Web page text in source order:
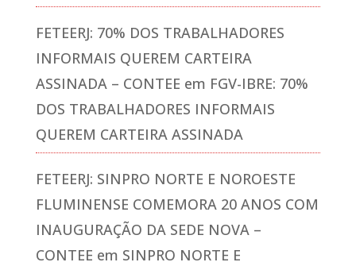
FETEERJ: 70% DOS TRABALHADORES
INFORMAIS QUEREM CARTEIRA
ASSINADA – CONTEE em FGV-IBRE: 70%
DOS TRABALHADORES INFORMAIS
QUEREM CARTEIRA ASSINADA
FETEERJ: SINPRO NORTE E NOROESTE
FLUMINENSE COMEMORA 20 ANOS COM
INAUGURAÇÃO DA SEDE NOVA –
CONTEE em SINPRO NORTE E